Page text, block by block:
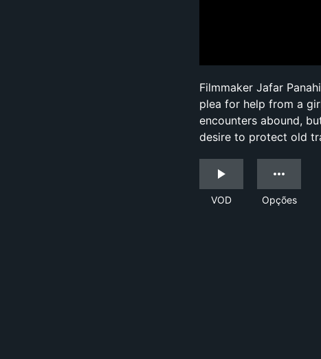
Filmmaker Jafar
plea for help from a
encounters abound,
desire to protect old
VOD Opções